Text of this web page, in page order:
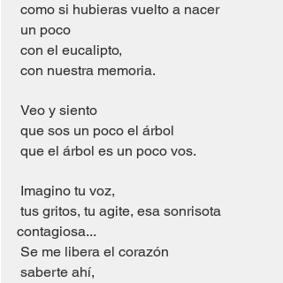
como si hubieras vuelto a nacer
un poco
con el eucalipto,
con nuestra memoria.
Veo y siento
que sos un poco el árbol
que el árbol es un poco vos.
Imagino tu voz,
contagiosa...
Se me libera el corazón
saberte ahí,